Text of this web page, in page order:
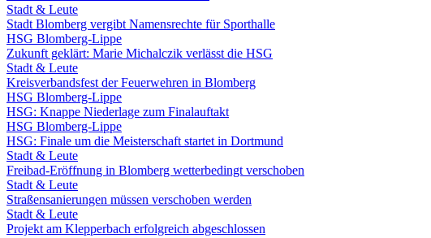
Stadt & Leute
Stadt Blomberg vergibt Namensrechte für Sporthalle
HSG Blomberg-Lippe
Zukunft geklärt: Marie Michalczik verlässt die HSG
Stadt & Leute
Kreisverbandsfest der Feuerwehren in Blomberg
HSG Blomberg-Lippe
HSG: Knappe Niederlage zum Finalauftakt
HSG Blomberg-Lippe
HSG: Finale um die Meisterschaft startet in Dortmund
Stadt & Leute
Freibad-Eröffnung in Blomberg wetterbedingt verschoben
Stadt & Leute
Straßensanierungen müssen verschoben werden
Stadt & Leute
Projekt am Klepperbach erfolgreich abgeschlossen